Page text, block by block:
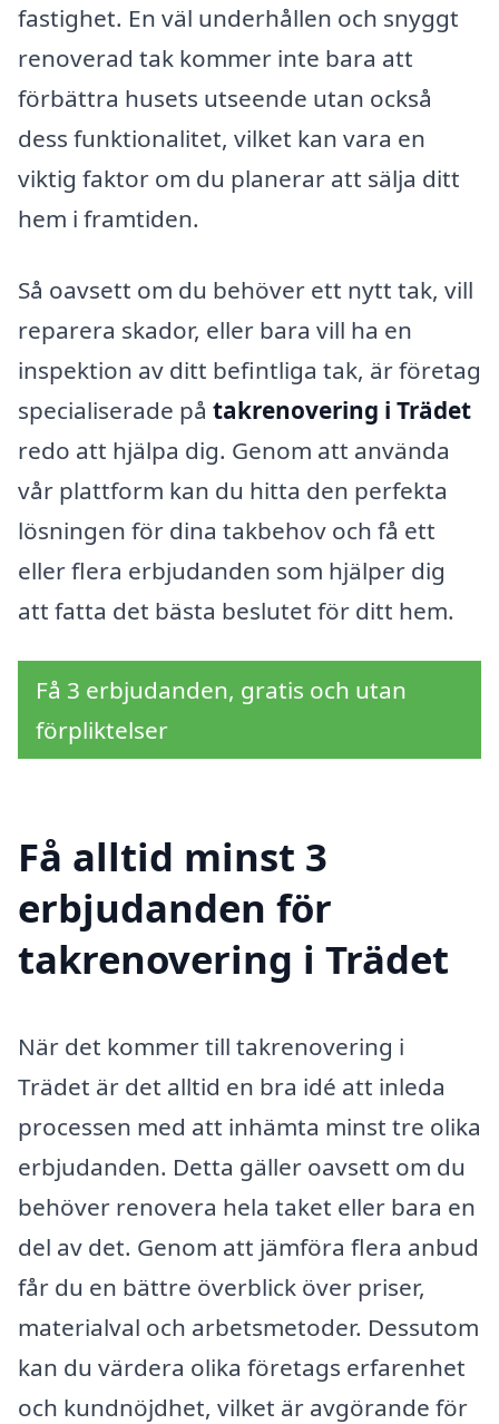
fastighet. En väl underhållen och snyggt
renoverad tak kommer inte bara att
förbättra husets utseende utan också
dess funktionalitet, vilket kan vara en
viktig faktor om du planerar att sälja ditt
hem i framtiden.
Så oavsett om du behöver ett nytt tak, vill
reparera skador, eller bara vill ha en
inspektion av ditt befintliga tak, är företag
specialiserade på takrenovering i Trädet
redo att hjälpa dig. Genom att använda
vår plattform kan du hitta den perfekta
lösningen för dina takbehov och få ett
eller flera erbjudanden som hjälper dig
att fatta det bästa beslutet för ditt hem.
Få 3 erbjudanden, gratis och utan
förpliktelser
Få alltid minst 3
erbjudanden för
takrenovering i Trädet
När det kommer till takrenovering i
Trädet är det alltid en bra idé att inleda
processen med att inhämta minst tre olika
erbjudanden. Detta gäller oavsett om du
behöver renovera hela taket eller bara en
del av det. Genom att jämföra flera anbud
får du en bättre överblick över priser,
materialval och arbetsmetoder. Dessutom
kan du värdera olika företags erfarenhet
och kundnöjdhet, vilket är avgörande för